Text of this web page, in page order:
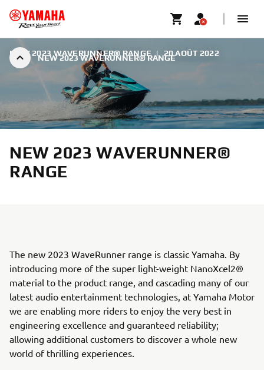
NEW 2023 WAVERUNNER® RANGE
NEW 2023 WAVERUNNER® RANGE | 20 AOÛT 2022
NEW 2023 WAVERUNNER®
RANGE
The new 2023 WaveRunner range is classic Yamaha. By
introducing more of the super light-weight NanoXcel2®
material to the product range, and cascading many of our
latest audio entertainment technologies, at Yamaha Motor
we are enabling more riders to enjoy the very best in
engineering excellence and guaranteed reliability;
allowing additional customers to discover a whole new
world of thrilling experiences.